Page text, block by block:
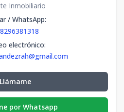
Inmobiliario
/ WhatsApp:
electrónico:
Llámame
por Whatsapp